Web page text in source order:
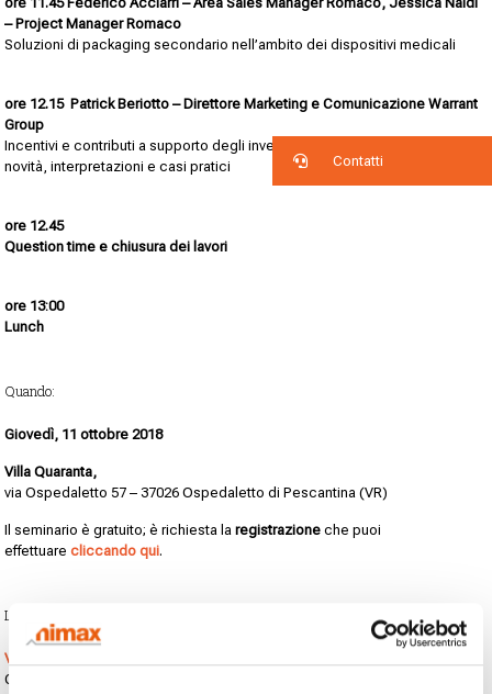
– Project Manager Romaco
Soluzioni di packaging secondario nell’ambito dei dispositivi medicali
ore 12.15 Patrick Beriotto – Direttore Marketing e Comunicazione Warrant
Group
Incentivi e contributi a supporto degli investimenti materiali e immateriali:
novità, interpretazioni e casi pratici
ore 12.45
Question time e chiusura dei lavori
ore 13:00
Lunch
Quando:
Giovedì, 11 ottobre 2018
Villa Quaranta,
via Ospedaletto 57 – 37026 Ospedaletto di Pescantina (VR)
Il seminario è gratuito; è richiesta laregistrazione che puoi
effettuarecliccando qui.
La location:
Villa Quaranta
Classica, circondato da un bellissimo parco.
Contatti